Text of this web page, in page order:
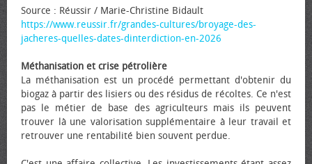
Source : Réussir / Marie-Christine Bidault
https://www.reussir.fr/grandes-cultures/broyage-des-
jacheres-quelles-dates-dinterdiction-en-2026
Méthanisation et crise pétrolière
La méthanisation est un procédé permettant d'obtenir du
biogaz à partir des lisiers ou des résidus de récoltes. Ce n'est
pas le métier de base des agriculteurs mais ils peuvent
trouver là une valorisation supplémentaire à leur travail et
retrouver une rentabilité bien souvent perdue.